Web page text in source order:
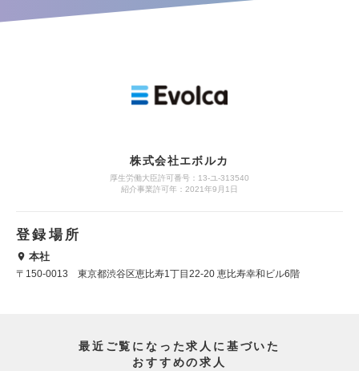
株式会社エボルカ
厚生労働大臣許可番号：13‐ユ‐313540
紹介事業許可年：2021年9月1日
登録場所
本社
〒150-0013 東京都渋谷区恵比寿1丁目22-20 恵比寿幸和ビル6階
最近ご覧になった求人に基づいた
おすすめの求人